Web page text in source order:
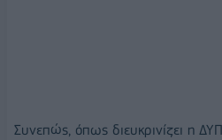
Συνεπώς, όπως διευκρινίζει η